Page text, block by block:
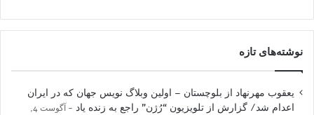
نوشته‌های تازه
یعقوب مهرنهاد از بلوچستان – اولین وبلاگ نویس جهان که در ایران
اعدام شد/ گزارش از تلویزیون “رُژن” راجع به زنده یاد
آگوست 4,